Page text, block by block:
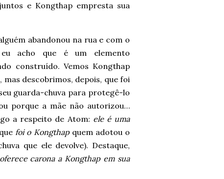
e Kongthap empresta sua
abandonou na rua e com o
acho que é um elemento
construído. Vemos Kongthap
descobrimos, depois, que foi
guarda-chuva para protegê-lo
porque a mãe não autorizou…
a respeito de Atom: ele é uma
foi o Kongthapquem adotou o
que ele devolve). Destaque,
carona a Kongthap em sua